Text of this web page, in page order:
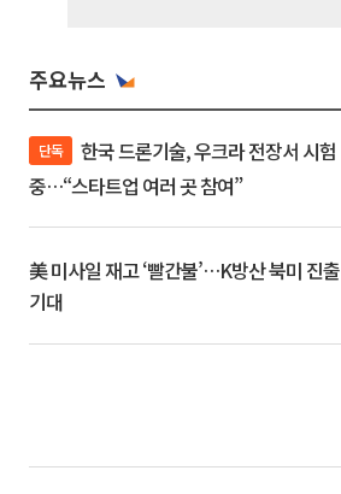
주요뉴스
단독
중…“스타트업 여러 곳 참여”
美 미사일 재고 ‘빨간불’…K방산 북미 진출
기대